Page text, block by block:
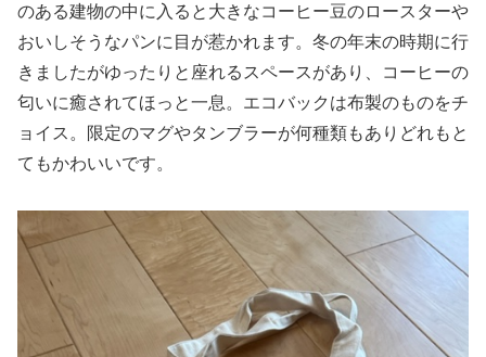
のある建物の中に入ると大きなコーヒー豆のロースターや
おいしそうなパンに目が惹かれます。冬の年末の時期に行
きましたがゆったりと座れるスペースがあり、コーヒーの
匂いに癒されてほっと一息。エコバックは布製のものをチ
ョイス。限定のマグやタンブラーが何種類もありどれもと
てもかわいいです。